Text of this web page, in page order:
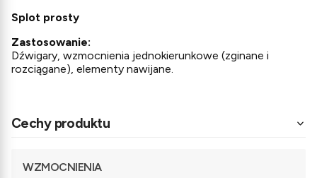
Splot prosty
Zastosowanie:
Dźwigary, wzmocnienia jednokierunkowe (zginane i
rozciągane), elementy nawijane.
Cechy produktu
WZMOCNIENIA